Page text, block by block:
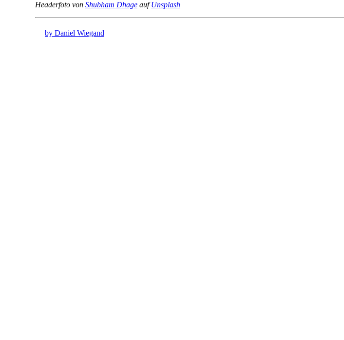
Headerfoto von Shubham Dhage aufUnsplash
by Daniel Wiegand